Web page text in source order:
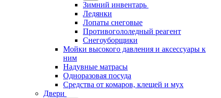
Зимний инвентарь
Ледянки
Лопаты снеговые
Противогололедный реагент
Снегоуборщики
Мойки высокого давления и аксессуары к
ним
Надувные матрасы
Одноразовая посуда
Средства от комаров, клещей и мух
Двери